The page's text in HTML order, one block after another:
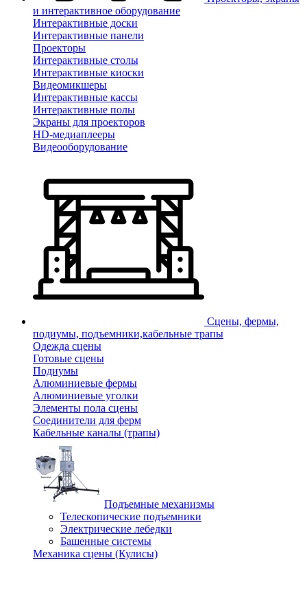
и интерактивное оборудование
Интерактивные доски
Интерактивные панели
Проекторы
Интерактивные столы
Интерактивные киоски
Видеомикшеры
Интерактивные кассы
Интерактивные полы
Экраны для проекторов
HD-медиаплееры
Видеооборудование
Сцены, фермы,
подиумы, подъемники,кабельные трапы
Одежда сцены
Готовые сцены
Подиумы
Алюминиевые фермы
Алюминиевые уголки
Элементы пола сцены
Соединители для ферм
Кабельные каналы (трапы)
Подъемные механизмы
Телескопические подъемники
Электрические лебедки
Башенные системы
Механика сцены (Кулисы)